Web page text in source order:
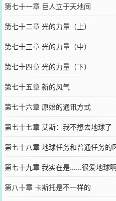
第七十一章 巨人立于天地间
第七十二章 光的力量（上）
第七十三章 光的力量（中）
第七十四章 光的力量（下）
第七十五章 新的风气
第七十六章 原始的通讯方式
第七十七章 艾斯：我不想去地球了
第七十八章 地球任务和普通任务的
第七十九章 我实在是......很爱地球
第八十章 卡斯托是不一样的